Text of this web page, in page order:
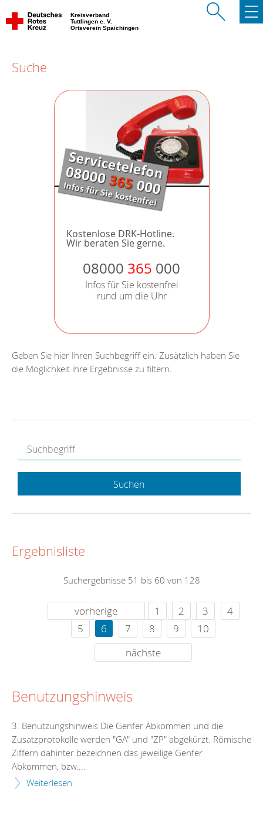
Kreisverband
Tuttlingen e. V.
Ortsverein Spaichingen
Suche
Kostenlose DRK-Hotline.
Wir beraten Sie gerne.
08000 365 000
Infos für Sie kostenfrei
rund um die Uhr
Geben Sie hier Ihren Suchbegriff ein. Zusätzlich haben Sie
die Möglichkeit ihre Ergebnisse zu filtern.
Suchen
Ergebnisliste
Suchergebnisse 51 bis 60 von 128
vorherige 1 2 3
4
5
6 7 8 9
10
nächste
Benutzungshinweis
3. Benutzungshinweis Die Genfer Abkommen und die
Zusatzprotokolle werden "GA" und "ZP" abgekürzt. Römische
Ziffern dahinter bezeichnen das jeweilige Genfer
Abkommen, bzw....
Weiterlesen